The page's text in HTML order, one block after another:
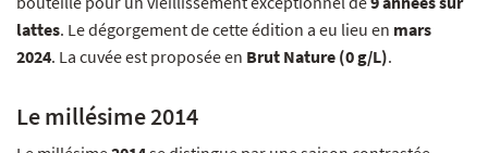
lattes. Le dégorgement de cette édition a eu lieu en mars
2024. La cuvée est proposée en Brut Nature (0 g/L).
Le millésime 2014